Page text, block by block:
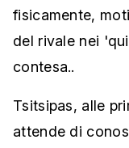
fisicamente,
del rivale nei
contesa..
Tsitsipas, alle
attende di